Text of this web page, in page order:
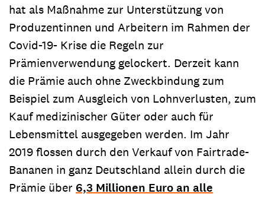
hat als Maßnahme zur Unterstützung von
Produzentinnen und Arbeitern im Rahmen der
Covid-19- Krise die Regeln zur
Prämienverwendung gelockert. Derzeit kann
die Prämie auch ohne Zweckbindung zum
Beispiel zum Ausgleich von Lohnverlusten, zum
Kauf medizinischer Güter oder auch für
Lebensmittel ausgegeben werden. Im Jahr
2019 flossen durch den Verkauf von Fairtrade-
Bananen in ganz Deutschland allein durch die
Prämie über 6,3 Millionen Euro an alle